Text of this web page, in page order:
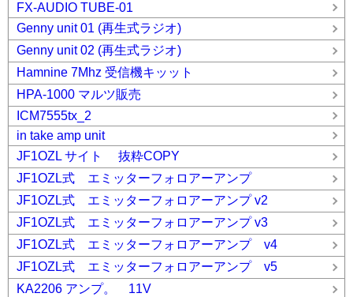
FX-AUDIO TUBE-01
Genny unit 01 (再生式ラジオ)
Genny unit 02 (再生式ラジオ)
Hamnine 7Mhz 受信機キッット
HPA-1000 マルツ販売
ICM7555tx_2
in take amp unit
JF1OZL サイト 抜粋COPY
JF1OZL式 エミッターフォロアーアンプ
JF1OZL式 エミッターフォロアーアンプ v2
JF1OZL式 エミッターフォロアーアンプ v3
JF1OZL式 エミッターフォロアーアンプ v4
JF1OZL式 エミッターフォロアーアンプ v5
KA2206 アンプ。 11V